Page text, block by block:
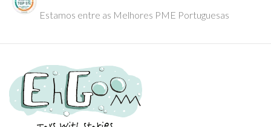
Estamos entre as Melhores PME Portuguesas